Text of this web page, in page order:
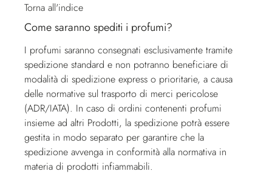
Torna all'indice
Come saranno spediti i profumi?
I profumi saranno consegnati esclusivamente tramite
spedizione standard e non potranno beneficiare di
modalità di spedizione express o prioritarie, a causa
delle normative sul trasporto di merci pericolose
(ADR/IATA). In caso di ordini contenenti profumi
insieme ad altri Prodotti, la spedizione potrà essere
gestita in modo separato per garantire che la
spedizione avvenga in conformità alla normativa in
materia di prodotti infiammabili.